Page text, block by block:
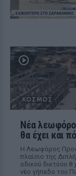
ΚΌΣΜΟΣ
Νέα
θα έχει και
Η Λεωφόρος
πλαίσιο της
οδικού δικτύου 8
νέο γήπεδο του